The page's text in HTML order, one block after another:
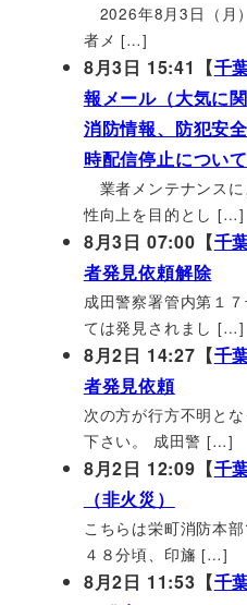
2026年8月3日（月
者メ […]
8月3日 15:41【千
報メール（大気に
消防情報、防犯安
時配信停止について
業者メンテナンス
性向上を目的とし […]
8月3日 07:00【千
者発見依頼解除
成田警察署管内第１
ては発見されまし […]
8月2日 14:27【千
者発見依頼
次の方が行方不明と
下さい。 成田警 […]
8月2日 12:09【千
（非火災）
こちらは栄町消防本
４８分頃、印旛 […]
8月2日 11:53【千